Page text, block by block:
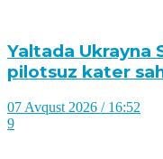
Yaltada Ukrayna
pilotsuz kater
07 Avqust 2026 / 16:52
9